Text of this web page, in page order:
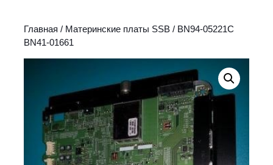
Главная / Материнские платы SSB / BN94-05221C
BN41-01661